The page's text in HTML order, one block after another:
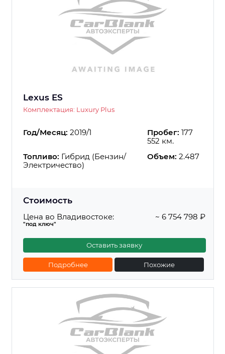
Lexus ES
Комплектация: Luxury Plus
Год/Месяц: 2019/1 Пробег: 177
552 км.
Топливо: Гибрид (Бензин/
Электричество)
Объем: 2.487
Стоимость
Цена во Владивостоке:
"под ключ"
~ 6 754 798 ₽
Оставить заявку
Подробнее Похожие